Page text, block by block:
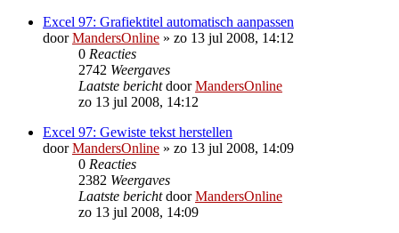
Excel 97: Grafiektitel automatisch aanpassen
doorMandersOnline » zo 13 jul 2008, 14:12
0 Reacties
2742 Weergaves
Laatste berichtdoorMandersOnline
zo 13 jul 2008, 14:12
Excel 97: Gewiste tekst herstellen
doorMandersOnline » zo 13 jul 2008, 14:09
0 Reacties
2382 Weergaves
Laatste berichtdoorMandersOnline
zo 13 jul 2008, 14:09